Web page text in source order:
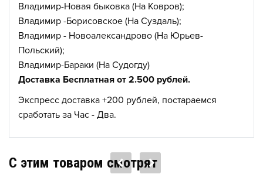
Владимир-Новая быковка (На Ковров);
Владимир -Борисовское (На Суздаль);
Владимир - Новоалександрово (На Юрьев-
Польский);
Владимир-Бараки (На Судогду)
Доставка Бесплатная от 2.500 рублей.
Экспресс доставка +200 рублей, постараемся
сработать за Час - Два.
C этим товаром смотрят